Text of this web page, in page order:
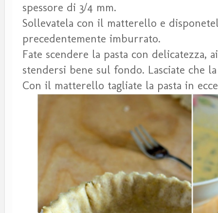
spessore di 3/4 mm.
Sollevatela con il matterello e
precedentemente imburrato.
Fate scendere la pasta con delicatezza,
stendersi bene sul fondo. Lasciate che
Con il matterello tagliate la pasta in